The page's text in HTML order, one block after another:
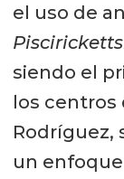
el uso de
siendo el
los centros
Rodríguez,
un